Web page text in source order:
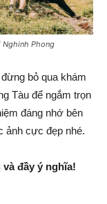
Nghinh Phong
bỏ qua khám
Tàu để ngắm trọn
đáng nhớ bên
ảnh cực đẹp nhé.
đầy ý nghĩa!